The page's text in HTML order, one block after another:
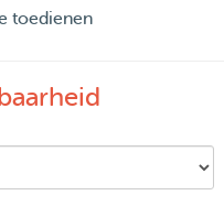
your fluffy friend
ben 24 jaar. Ik heb zelf
heeft gehad. Ik mis
daarvoor moet ik dus
werk ik
vrij flexibel mijn dagen in
toedienen